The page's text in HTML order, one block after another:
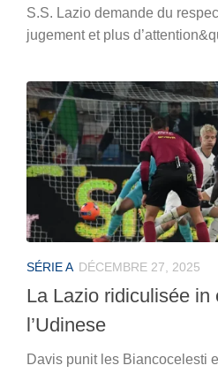
S.S. Lazio demande du
jugement et plus
SÉRIE A DÉCEMBRE 27, 2025
La Lazio ridiculisée in
l’Udinese
Davis punit les Biancocelesti